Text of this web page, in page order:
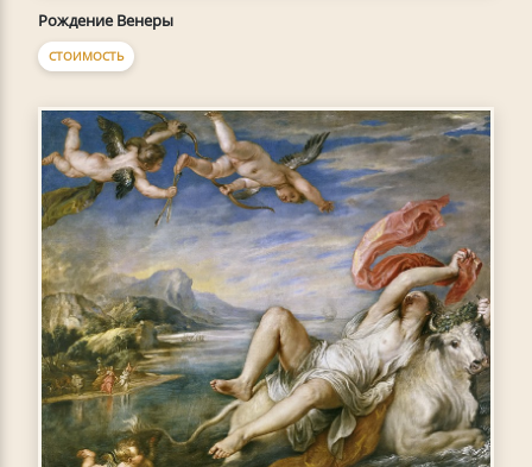
Рождение Венеры
СТОИМОСТЬ